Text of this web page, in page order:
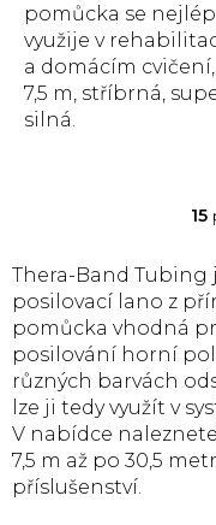
pomůcka se
využije v
a domácím cvičení,
7,5 m, stříbrná,
silná.
15
Thera-Band
posilovací lano z
pomůcka vhodná
posilování horní
různých barvách
lze ji tedy využít v
V nabídce
7,5 m až po 30,5
příslušenství.